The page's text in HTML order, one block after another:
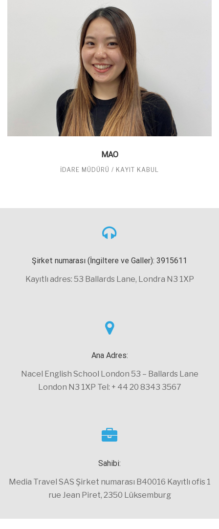
MAO
İDARE MÜDÜRÜ / KAYIT KABUL
Şirket numarası (İngiltere ve Galler): 3915611
Kayıtlı adres: 53 Ballards Lane, Londra N3 1XP
Ana Adres:
Nacel English School London 53 – Ballards Lane
London N3 1XP Tel: + 44 20 8343 3567
Sahibi:
Media Travel SAS Şirket numarası B40016 Kayıtlı ofis 1
rue Jean Piret, 2350 Lüksemburg